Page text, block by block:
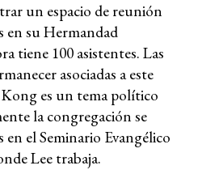
un espacio de reunión
en su Hermandad
tiene 100 asistentes. Las
asociadas a este
es un tema político
la congregación se
en el Seminario Evangélico
Lee trabaja.